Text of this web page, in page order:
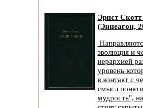
Эрнст
(Эннеагон,
эволюция и
иерархией
уровень
в контакт с
смысл
мудрость",